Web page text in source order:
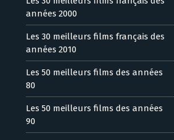
années 2000
Les 30 meilleurs films français des
années 2010
Les 50 meilleurs films des années
80
Les 50 meilleurs films des années
90